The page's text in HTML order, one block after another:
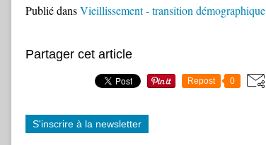
Publié dansVieillissement - transition démographique
Partager cet article
Repost 0
S'inscrire à la newsletter